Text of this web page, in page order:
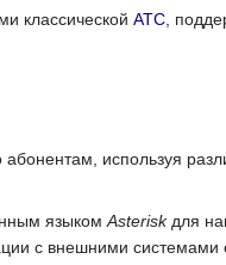
классической АТС ,
абонентам, используя
языком Asteriskдля
с внешними